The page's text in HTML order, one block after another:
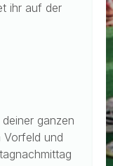
ihr auf der
ganzen
Vorfeld und